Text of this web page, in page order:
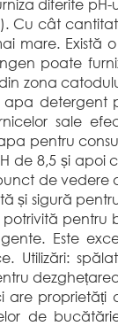
diferite
Cu cât
mare. Există
poate
zona
apa detergent
sale
pentru
de 8,5 și apoi
de vedere
și sigură
potrivită
Este
Utilizări:
are proprietăți
de